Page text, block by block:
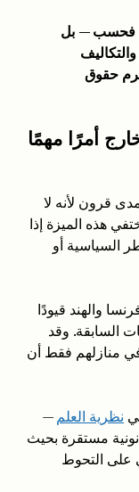
فحسب — بل
حقوق
أمرًا مهمًا
قرون لأنه لا
هذه الميزة إذا
السياسية أو
والهند قيودًا
السابقة. وقد
منازلهم فقط أن
نظرية العلم—
مستقرة بحيث
على التحوط